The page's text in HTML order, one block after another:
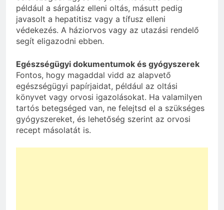
például a sárgaláz elleni oltás, másutt pedig
javasolt a hepatitisz vagy a tífusz elleni
védekezés. A háziorvos vagy az utazási rendelő
segít eligazodni ebben.
Egészségügyi dokumentumok és gyógyszerek
Fontos, hogy magaddal vidd az alapvető
egészségügyi papírjaidat, például az oltási
könyvet vagy orvosi igazolásokat. Ha valamilyen
tartós betegséged van, ne felejtsd el a szükséges
gyógyszereket, és lehetőség szerint az orvosi
recept másolatát is.